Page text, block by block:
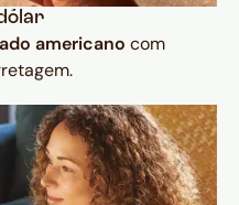
americano com